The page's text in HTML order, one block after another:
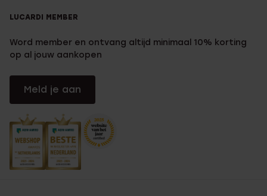
LUCARDI MEMBER
Word member en ontvang altijd minimaal 10% korting
op al jouw aankopen
Meld je aan